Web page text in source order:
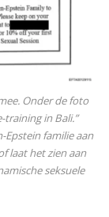
Onder de foto
training in Bali.”
Epstein familie aan
laat het zien aan
seksuele